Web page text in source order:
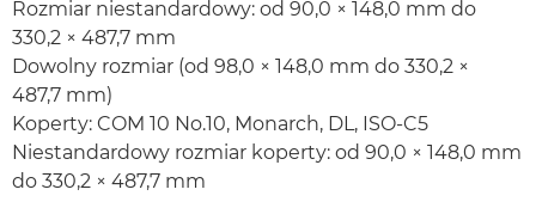
Rozmiar niestandardowy: od 90,0 × 148,0 mm do
330,2 × 487,7 mm
Dowolny rozmiar (od 98,0 × 148,0 mm do 330,2 ×
487,7 mm)
Koperty: COM 10 No.10, Monarch, DL, ISO-C5
Niestandardowy rozmiar koperty: od 90,0 × 148,0 mm
do 330,2 × 487,7 mm